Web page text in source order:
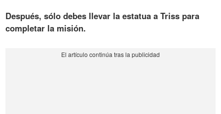
Después, sólo debes llevar la estatua a Triss para
completar la misión.